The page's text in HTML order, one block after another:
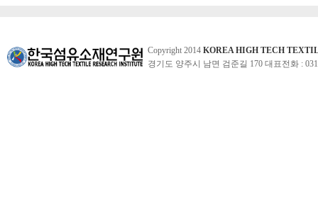
Copyright 2014 KOREA HIGH TECH
경기도 양주시 남면 검준길 170 대표전화 :